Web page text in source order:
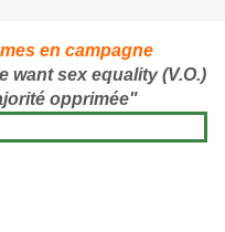
en campagne
want sex equality (V.O.)
opprimée"